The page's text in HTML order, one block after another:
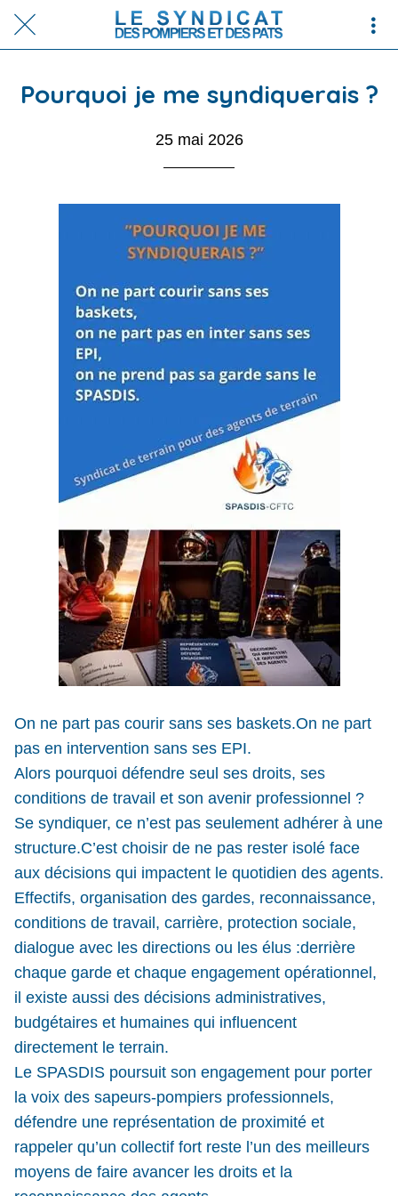
Pourquoi je me syndiquerais ?
25 mai 2026
On ne part pas courir sans ses baskets.On ne part
pas en intervention sans ses EPI.
Alors pourquoi défendre seul ses droits, ses
conditions de travail et son avenir professionnel ?
Se syndiquer, ce n’est pas seulement adhérer à une
structure.C’est choisir de ne pas rester isolé face
aux décisions qui impactent le quotidien des agents.
Effectifs, organisation des gardes, reconnaissance,
conditions de travail, carrière, protection sociale,
dialogue avec les directions ou les élus :derrière
chaque garde et chaque engagement opérationnel,
il existe aussi des décisions administratives,
budgétaires et humaines qui influencent
directement le terrain.
Le SPASDIS poursuit son engagement pour porter
la voix des sapeurs-pompiers professionnels,
défendre une représentation de proximité et
rappeler qu’un collectif fort reste l’un des meilleurs
moyens de faire avancer les droits et la